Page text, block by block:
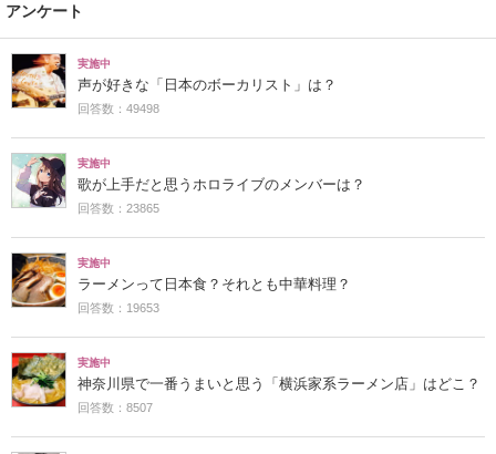
アンケート
実施中
声が好きな「日本のボーカリスト」は？
回答数：49498
実施中
歌が上手だと思うホロライブのメンバーは？
回答数：23865
実施中
ラーメンって日本食？それとも中華料理？
回答数：19653
実施中
神奈川県で一番うまいと思う「横浜家系ラーメン店」はどこ？
回答数：8507